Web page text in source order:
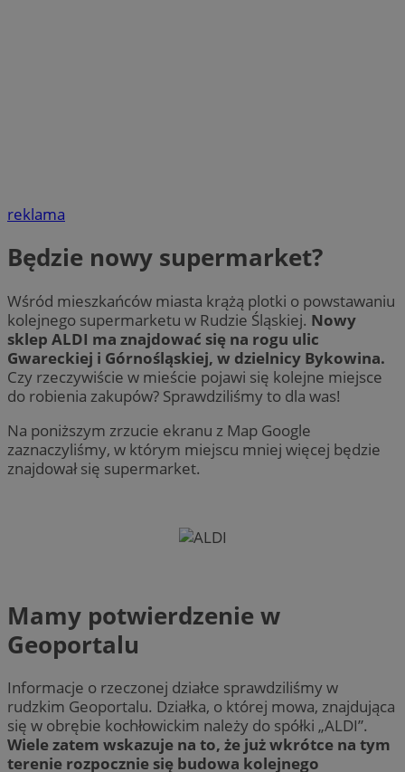
reklama
Będzie nowy supermarket?
Wśród mieszkańców miasta krążą plotki o powstawaniu
kolejnego supermarketu w Rudzie Śląskiej. Nowy
sklep ALDI ma znajdować się na rogu ulic
Gwareckiej i Górnośląskiej, w dzielnicy Bykowina.
Czy rzeczywiście w mieście pojawi się kolejne miejsce
do robienia zakupów? Sprawdziliśmy to dla was!
Na poniższym zrzucie ekranu z Map Google
zaznaczyliśmy, w którym miejscu mniej więcej będzie
znajdował się supermarket.
Mamy potwierdzenie w
Geoportalu
Informacje o rzeczonej działce sprawdziliśmy w
rudzkim Geoportalu. Działka, o której mowa, znajdująca
się w obrębie kochłowickim należy do spółki „ALDI”.
Wiele zatem wskazuje na to, że już wkrótce na tym
terenie rozpocznie się budowa kolejnego